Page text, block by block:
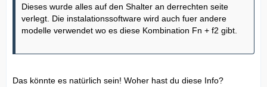
Dieses wurde alles auf den Shalter an derrechten seite
verlegt. Die instalationssoftware wird auch fuer andere
modelle verwendet wo es diese Kombination Fn + f2 gibt.
Das könnte es natürlich sein! Woher hast du diese Info?